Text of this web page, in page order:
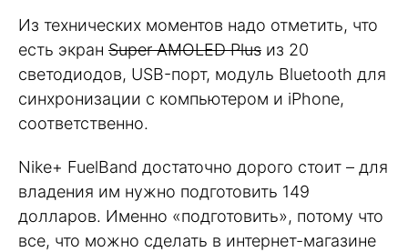
Из технических моментов надо отметить, что
есть экран Super AMOLED Plus из 20
светодиодов, USB-порт, модуль Bluetooth для
синхронизации с компьютером и iPhone,
соответственно.
Nike+ FuelBand достаточно дорого стоит – для
владения им нужно подготовить 149
долларов. Именно «подготовить», потому что
все, что можно сделать в интернет-магазине